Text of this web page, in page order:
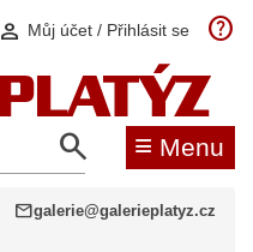
person Můj účet / Přihlásit se help
search ≡ Menu
mailgalerie@galerieplatyz.cz